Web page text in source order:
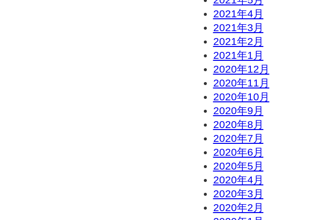
2021年4月
2021年3月
2021年2月
2021年1月
2020年12月
2020年11月
2020年10月
2020年9月
2020年8月
2020年7月
2020年6月
2020年5月
2020年4月
2020年3月
2020年2月